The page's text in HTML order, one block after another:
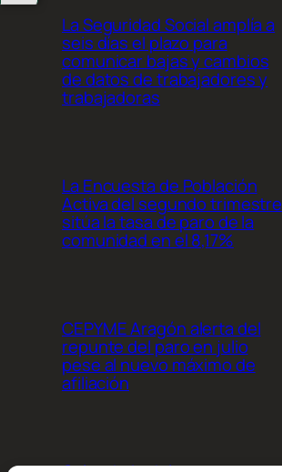
La Seguridad Social amplía a
seis días el plazo para
comunicar bajas y cambios
de datos de trabajadores y
trabajadoras
La Encuesta de Población
Activa del segundo trimestre
sitúa la tasa de paro de la
comunidad en el 8,17%
CEPYME Aragón alerta del
repunte del paro en julio
pese al nuevo máximo de
afiliación